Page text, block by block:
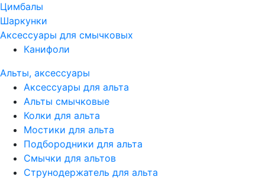
Цимбалы
Шаркунки
Аксессуары для смычковых
Канифоли
Альты, аксессуары
Аксессуары для альта
Альты смычковые
Колки для альта
Мостики для альта
Подбородники для альта
Смычки для альтов
Струнодержатель для альта